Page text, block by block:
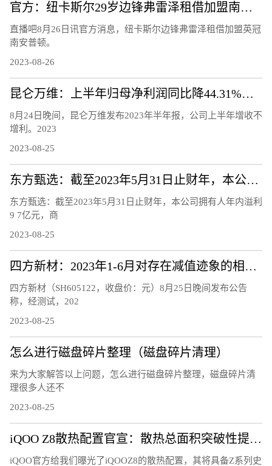
官方：纽卡斯尔29岁边锋弗雷泽租借加盟南安普顿
直播吧8月26日讯官方消息，纽卡斯尔边锋弗雷泽租借加盟英冠
南安普顿。
2023-08-26
昆仑万维：上半年归母净利润同比降44.31%，股价年内翻番
8月24日晚间，昆仑万维发布2023年半年报，公司上半年增收不
增利。2023
2023-08-25
东方甄选：截至2023年5月31日止财年，本公司拥有人年内溢利9.7亿元，商品交易总额100亿元
东方甄选：截至2023年5月31日止财年，本公司拥有人年内溢利
9 7亿元，商
2023-08-25
四方新材：2023年1-6月对存在减值迹象的相关资产计提减值准备3027.15万元
四方新材（SH605122，收盘价：元）8月25日晚间发布公告
称，经测试，202
2023-08-25
怎么进行磁盘碎片整理（磁盘碎片清理）
来为大家解答以上问题，怎么进行磁盘碎片整理，磁盘碎片清
理很多人还不
2023-08-25
iQOO Z8散热配置官宣：散热总面积突破性提升25%
iQOO官方给我们曝光了iQOOZ8的散热配置，其将具备Z系列史